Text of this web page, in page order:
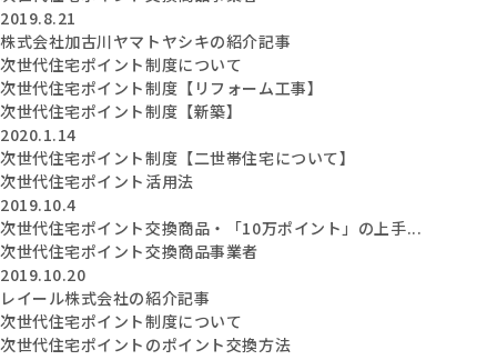
2019.8.21
株式会社加古川ヤマトヤシキの紹介記事
次世代住宅ポイント制度について
次世代住宅ポイント制度【リフォーム工事】
次世代住宅ポイント制度【新築】
2020.1.14
次世代住宅ポイント制度【二世帯住宅について】
次世代住宅ポイント活用法
2019.10.4
次世代住宅ポイント交換商品・「10万ポイント」の上手...
次世代住宅ポイント交換商品事業者
2019.10.20
レイール株式会社の紹介記事
次世代住宅ポイント制度について
次世代住宅ポイントのポイント交換方法